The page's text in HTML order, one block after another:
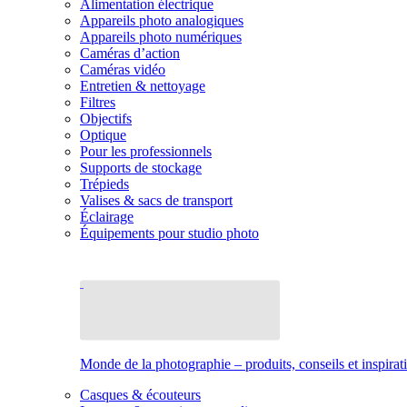
Alimentation électrique
Appareils photo analogiques
Appareils photo numériques
Caméras d’action
Caméras vidéo
Entretien & nettoyage
Filtres
Objectifs
Optique
Pour les professionnels
Supports de stockage
Trépieds
Valises & sacs de transport
Éclairage
Équipements pour studio photo
Monde de la photographie – produits, conseils et
Casques & écouteurs